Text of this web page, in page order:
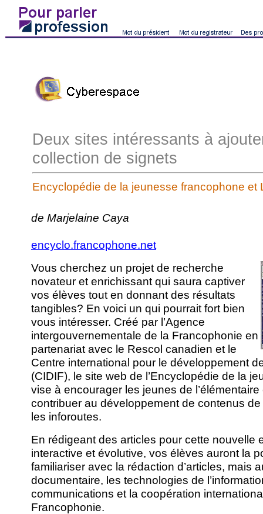
Deux sites intéressants à
collection de signets
Encyclopédie de la jeunesse francophone et
de Marjelaine Caya
encyclo.francophone.net
Vous cherchez un projet de recherche
novateur et enrichissant qui saura captiver
vos élèves tout en donnant des résultats
tangibles? En voici un qui pourrait fort bien
vous intéresser. Créé par l’Agence
intergouvernementale de la Francophonie en
partenariat avec le Rescol canadien et le
Centre international pour le développement
(CIDIF), le site web de l’Encyclopédie de la
vise à encourager les jeunes de
contribuer au développement de contenus
les inforoutes.
En rédigeant des articles pour cette nouvelle
interactive et évolutive, vos élèves auront la
familiariser avec la rédaction d’articles, mais
documentaire, les technologies de
communications et la coopération
Francophonie.